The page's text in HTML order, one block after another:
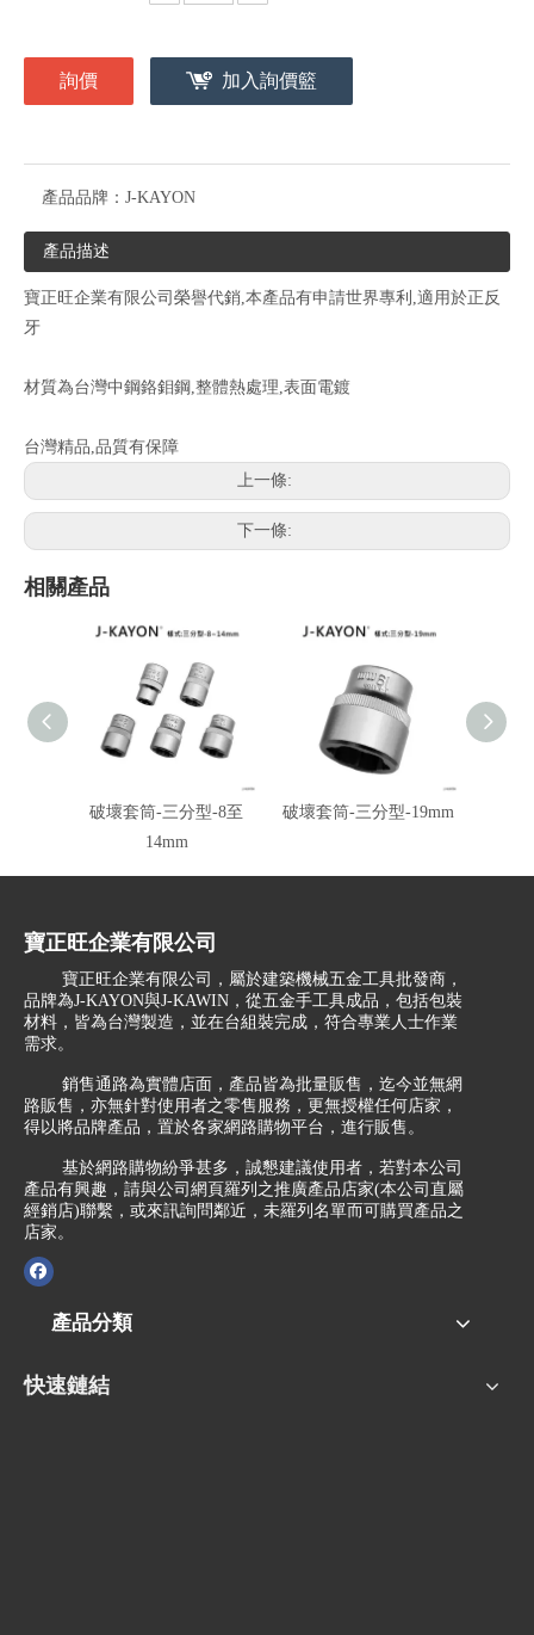
詢價 加入詢價籃
產品品牌： J-KAYON
產品描述
寶正旺企業有限公司榮譽代銷,本產品有申請世界專利,適用於正反
牙
材質為台灣中鋼鉻鉬鋼,整體熱處理,表面電鍍
台灣精品,品質有保障
上一條:
下一條:
相關產品
破壞套筒-三分型-8至
14mm
破壞套筒-三分型-19mm
寶正旺企業有限公司
寶正旺企業有限公司，屬於建築機械五金工具批發商，
品牌為J-KAYON與J-KAWIN，從五金手工具成品，包括包裝
材料，皆為台灣製造，並在台組裝完成，符合專業人士作業
需求。
銷售通路為實體店面，產品皆為批量販售，迄今並無網
路販售，亦無針對使用者之零售服務，更無授權任何店家，
得以將品牌產品，置於各家網路購物平台，進行販售。
基於網路購物紛爭甚多，誠懇建議使用者，若對本公司
產品有興趣，請與公司網頁羅列之推廣產品店家(本公司直屬
經銷店)聯繫，或來訊詢問鄰近，未羅列名單而可購買產品之
店家。
產品分類
快速鏈結